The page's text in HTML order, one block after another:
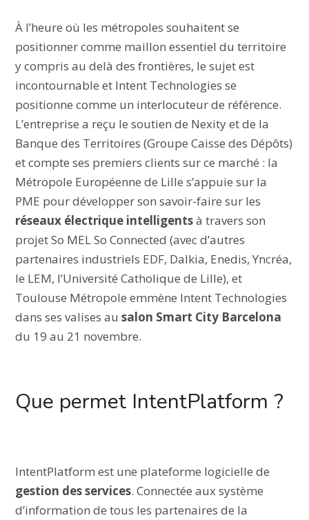
À l’heure où les métropoles souhaitent se
positionner comme maillon essentiel du territoire
y compris au delà des frontières, le sujet est
incontournable et Intent Technologies se
positionne comme un interlocuteur de référence.
L’entreprise a reçu le soutien de Nexity et de la
Banque des Territoires (Groupe Caisse des Dépôts)
et compte ses premiers clients sur ce marché : la
Métropole Européenne de Lille s’appuie sur la
PME pour développer son savoir-faire sur les
réseaux électrique intelligentsà travers son
projet So MEL So Connected (avec d’autres
partenaires industriels EDF, Dalkia, Enedis, Yncréa,
le LEM, l’Université Catholique de Lille), et
Toulouse Métropole emmène Intent Technologies
dans ses valises ausalon Smart City Barcelona
du 19 au 21 novembre.
Que permet IntentPlatform ?
IntentPlatform est une plateforme logicielle de
gestion des services. Connectée aux système
d’information de tous les partenaires de la